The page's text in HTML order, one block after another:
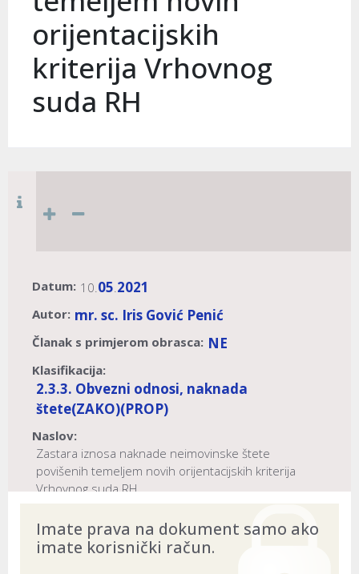
orijentacijskih
kriterija Vrhovnog
suda RH
Datum: 10.05.2021
Autor: mr. sc. Iris Gović Penić
Članak s primjerom obrasca: NE
Klasifikacija:
2.3.3. Obvezni odnosi, naknada
štete(ZAKO)(PROP)
Naslov:
Zastara iznosa naknade neimovinske štete
povišenih temeljem novih orijentacijskih kriterija
Vrhovnog suda RH
Imate prava na dokument samo ako
imate korisnički račun.